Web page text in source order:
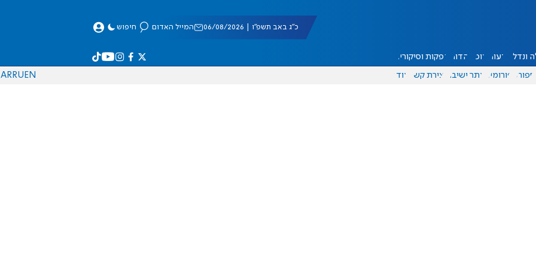
כ"ג באב תשפ"ו | 06/08/2026 המייל האדום חיפוש
ונדל"ן דעות אוכל יהדות הפקות וסיקורים
ספורט פורומים אתר ישיבה יצירת קשר עוד EN
RU
AR